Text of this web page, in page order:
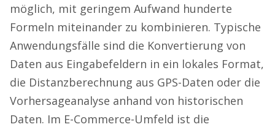
möglich, mit geringem Aufwand hunderte
Formeln miteinander zu kombinieren. Typische
Anwendungsfälle sind die Konvertierung von
Daten aus Eingabefeldern in ein lokales Format,
die Distanzberechnung aus GPS-Daten oder die
Vorhersageanalyse anhand von historischen
Daten. Im E-Commerce-Umfeld ist die